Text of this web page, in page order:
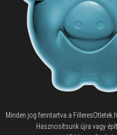
Minden jog fenntartva a
Hasznosítsunk újra vagy